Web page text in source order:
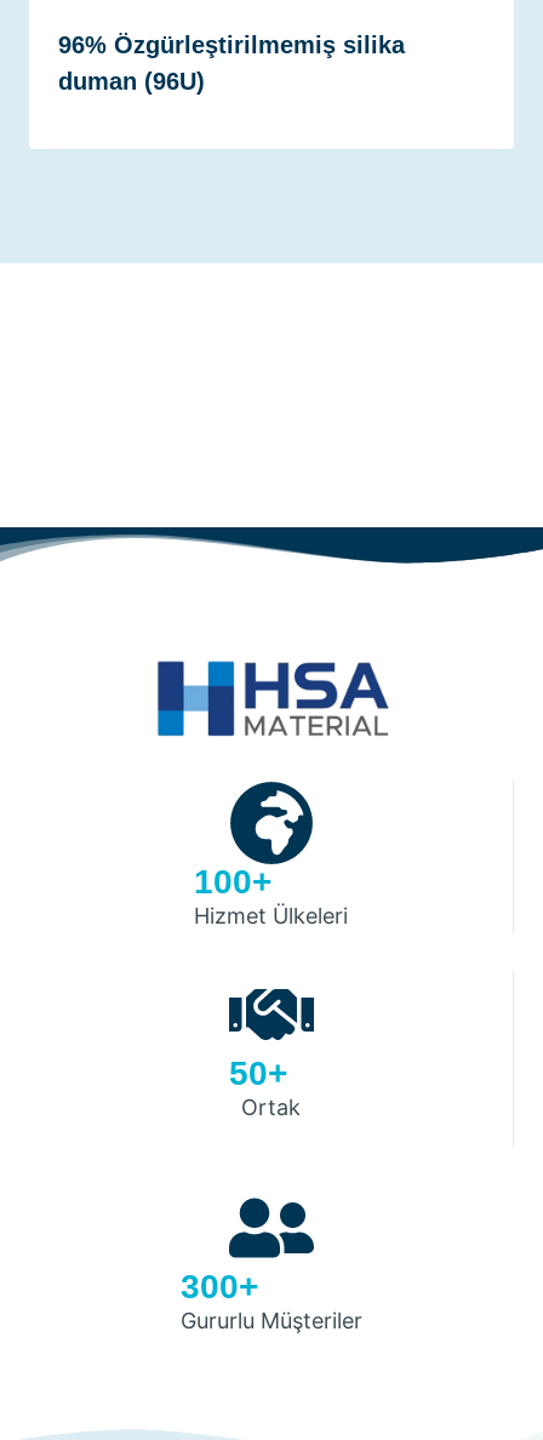
96% Özgürleştirilmemiş silika
duman (96U)
100+
Hizmet Ülkeleri
50+
Ortak
300+
Gururlu Müşteriler